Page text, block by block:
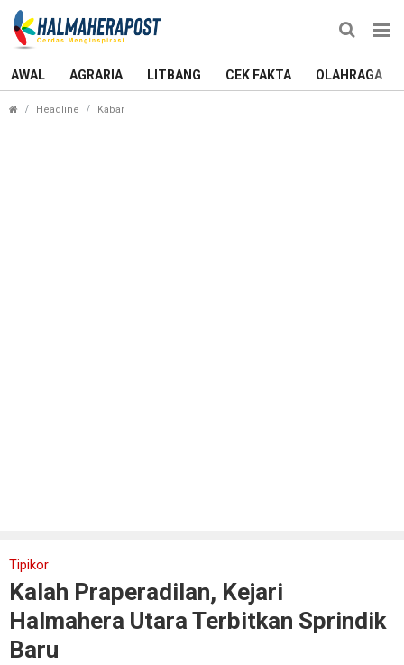
AWAL AGRARIA LITBANG CEK FAKTA OLAHRAGA
Headline Kabar
Tipikor
Kalah Praperadilan, Kejari
Halmahera Utara Terbitkan Sprindik
Baru